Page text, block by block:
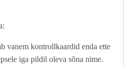
vanem kontrollkaardid enda ette
iga pildil oleva sõna nime.